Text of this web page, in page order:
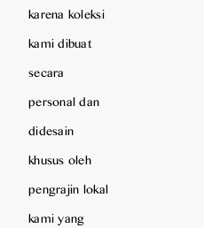
karena koleksi
kami dibuat
secara
personal dan
didesain
khusus oleh
pengrajin lokal
kami yang